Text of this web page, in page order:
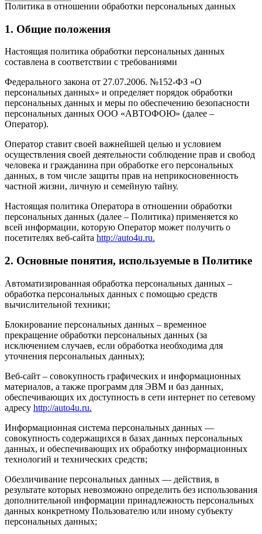
Политика в отношении обработки персональных данных
1. Общие положения
Настоящая политика обработки персональных данных
составлена в соответствии с требованиями
Федерального закона от 27.07.2006. №152-ФЗ «О
персональных данных» и определяет порядок обработки
персональных данных и меры по обеспечению безопасности
персональных данных ООО «АВТОФОЮ» (далее –
Оператор).
Оператор ставит своей важнейшей целью и условием
осуществления своей деятельности соблюдение прав и свобод
человека и гражданина при обработке его персональных
данных, в том числе защиты прав на неприкосновенность
частной жизни, личную и семейную тайну.
Настоящая политика Оператора в отношении обработки
персональных данных (далее – Политика) применяется ко
всей информации, которую Оператор может получить о
посетителях веб-сайта http://auto4u.ru.
2. Основные понятия, используемые в Политике
Автоматизированная обработка персональных данных –
обработка персональных данных с помощью средств
вычислительной техники;
Блокирование персональных данных – временное
прекращение обработки персональных данных (за
исключением случаев, если обработка необходима для
уточнения персональных данных);
Веб-сайт – совокупность графических и информационных
материалов, а также программ для ЭВМ и баз данных,
обеспечивающих их доступность в сети интернет по сетевому
адресу http://auto4u.ru.
Информационная система персональных данных —
совокупность содержащихся в базах данных персональных
данных, и обеспечивающих их обработку информационных
технологий и технических средств;
Обезличивание персональных данных — действия, в
результате которых невозможно определить без использования
дополнительной информации принадлежность персональных
данных конкретному Пользователю или иному субъекту
персональных данных;